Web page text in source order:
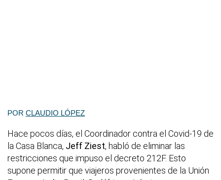
POR CLAUDIO LÓPEZ
Hace pocos días, el Coordinador contra el Covid-19 de
la Casa Blanca, Jeff Ziest, habló de eliminar las
restricciones que impuso el decreto 212F. Esto
supone permitir que viajeros provenientes de la Unión